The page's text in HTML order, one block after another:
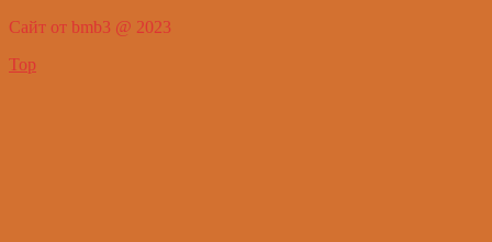
Сайт от bmb3 @ 2023
Top